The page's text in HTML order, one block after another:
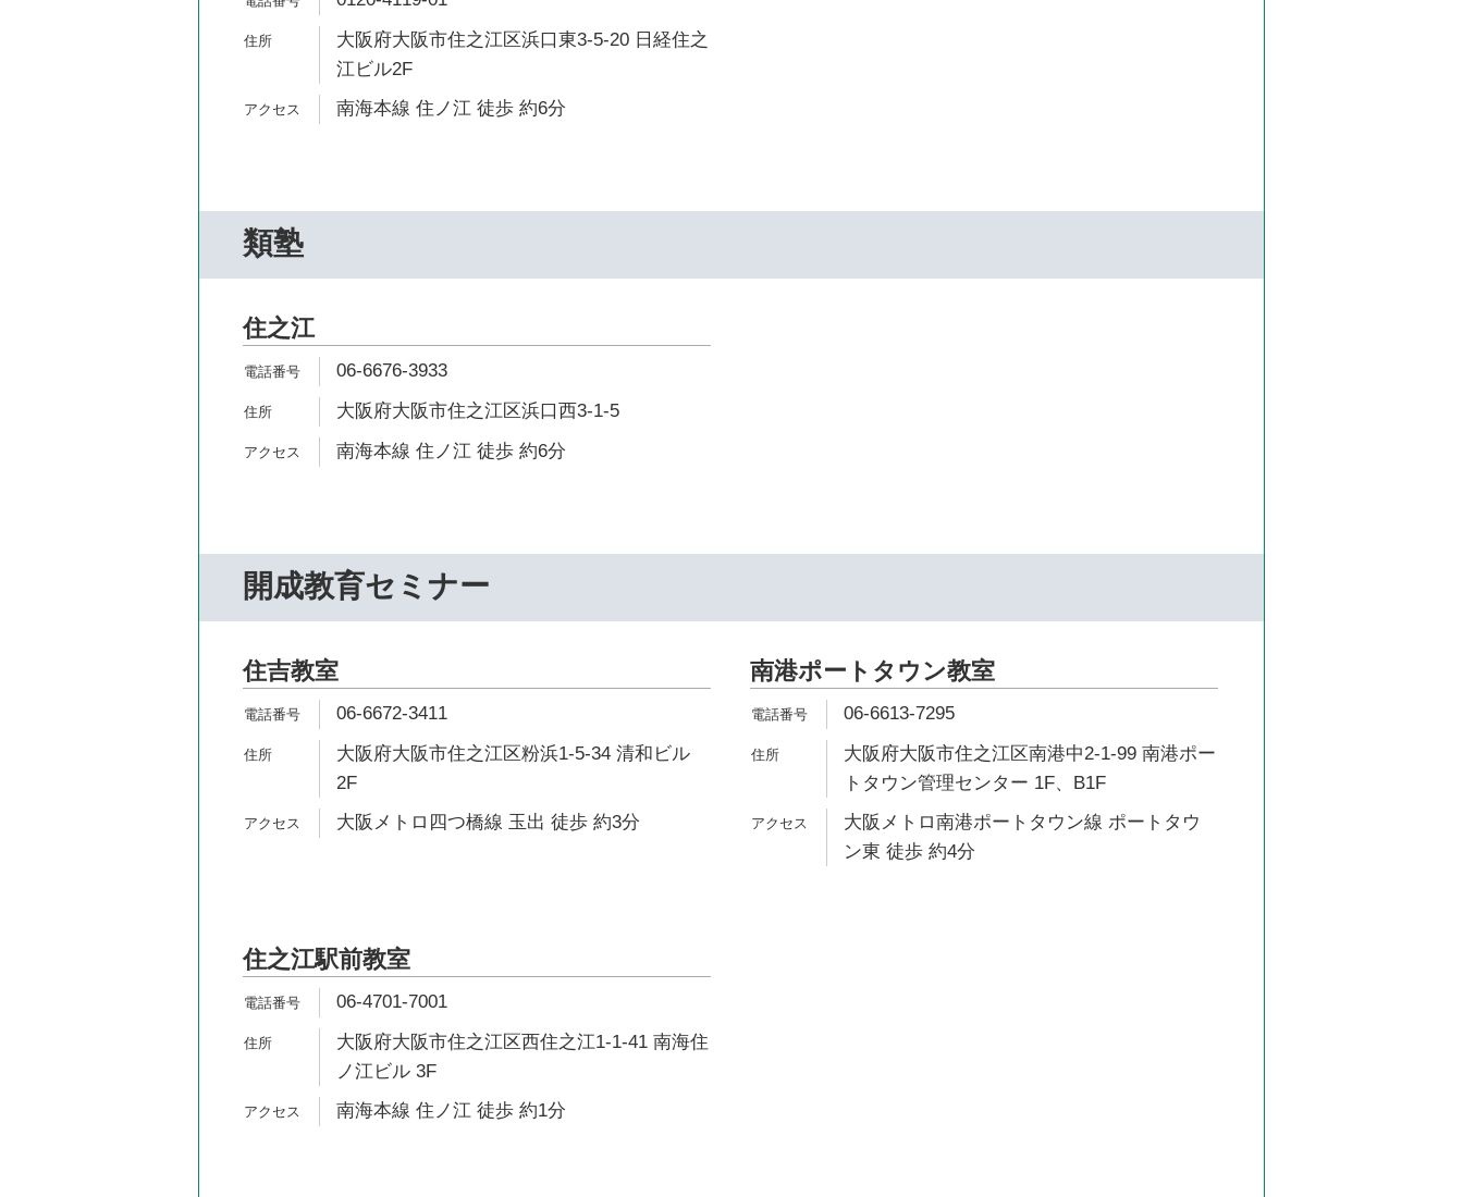
大阪府大阪市住之江区浜口東3-5-20 日経住之
江ビル2F
南海本線 住ノ江 徒歩 約6分
類塾
住之江
06-6676-3933
大阪府大阪市住之江区浜口西3-1-5
南海本線 住ノ江 徒歩 約6分
開成教育セミナー
住吉教室
06-6672-3411
大阪府大阪市住之江区粉浜1-5-34 清和ビル
2F
大阪メトロ四つ橋線 玉出 徒歩 約3分
南港ポートタウン教室
06-6613-7295
大阪府大阪市住之江区南港中2-1-99 南港ポー
トタウン管理センター 1F、B1F
大阪メトロ南港ポートタウン線 ポートタウ
ン東 徒歩 約4分
住之江駅前教室
06-4701-7001
大阪府大阪市住之江区西住之江1-1-41 南海住
ノ江ビル 3F
南海本線 住ノ江 徒歩 約1分